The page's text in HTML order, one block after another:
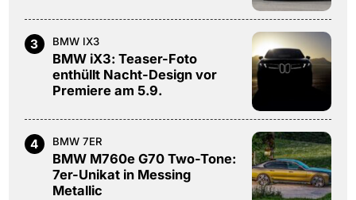
3 BMW IX3
BMW iX3: Teaser-Foto
enthüllt Nacht-Design vor
Premiere am 5.9.
4 BMW 7ER
BMW M760e G70 Two-Tone:
7er-Unikat in Messing
Metallic